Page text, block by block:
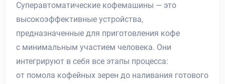
Суперавтоматические кофемашины — это
высокоэффективные устройства,
предназначенные для приготовления кофе
с минимальным участием человека. Они
интегрируют в себя все этапы процесса:
от помола кофейных зерен до наливания готового